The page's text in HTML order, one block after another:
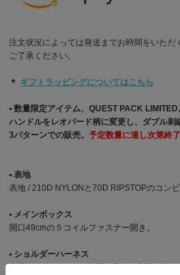
注文状況によっては発送までお時間をいただ
ご了承ください。
＊ ギフトラッピングについてはこちら
▪︎ 数量限定アイテム、QUEST PACK LIMITED
ハンドルをレオパード柄に変更し、ダブル
3パターンでの販売。 予定数量に達し次第終了
▪︎ 表地
表地 / 210D NYLONと70D RIPSTOPのコンビ
▪︎ メインボックス
開口49cmの５コイルファスナー開き。
▪︎ ショルダーハーネス
裏地に3Dメッシュを採用。背負い心地が良